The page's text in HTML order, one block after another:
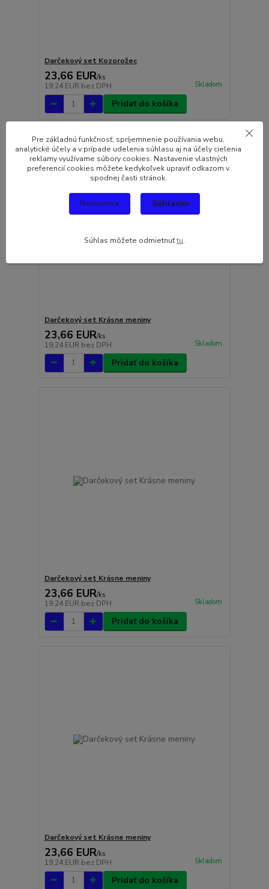
Darčekový set Kozorožec
23,66 EUR/ks
19,24 EUR bez DPH Skladom
Pridať do košíka
Darčekový set Krásne meniny
23,66 EUR/ks
19,24 EUR bez DPH Skladom
Pridať do košíka
Darčekový set Krásne meniny
23,66 EUR/ks
19,24 EUR bez DPH Skladom
Pridať do košíka
Darčekový set Krásne meniny
23,66 EUR/ks
19,24 EUR bez DPH Skladom
Pridať do košíka
Pre základnú funkčnosť, spríjemnenie používania webu,
analytické účely a v prípade udelenia súhlasu aj na účely cielenia
reklamy využívame súbory cookies. Nastavenie vlastných
preferencií cookies môžete kedykoľvek upraviť odkazom v
spodnej časti stránok.
Nastavenia Súhlasím
Súhlas môžete odmietnuťtu.